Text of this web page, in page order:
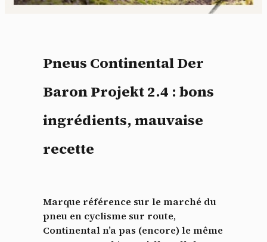
Pneus Continental Der
Baron Projekt 2.4 : bons
ingrédients, mauvaise
recette
Marque référence sur le marché du
pneu en cyclisme sur route,
Continental n’a pas (encore) le même